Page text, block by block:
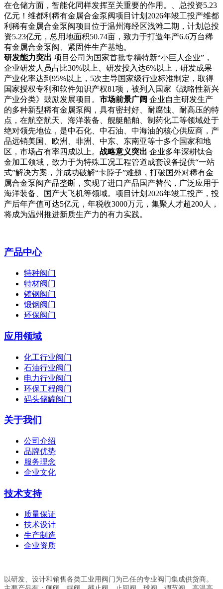
在仓储方面，智能化同样发挥至关重要的作用。
总投资5.23
亿元！维都利稀有金属合金泵阀项目计划2026年竣工投产维都
利稀有金属合金泵阀项目位于温州海经区浅滩二期，计划总投
资5.23亿元，总用地面积50.74亩，致力于打造年产6.6万台稀
有金属合金泵阀、紧固件生产基地。
研发能力突出 项目公司为国家首批专精特新“小巨人企业”，
企业研发人员占比30%以上、研发投入达6%以上，研发成果
产业化率达到95%以上，5次主导国家级行业标准制定，取得
国家授权专利和软件知识产权81项，被列入国家《战略性新兴
产业分类》鼓励发展项目。 市场前景广阔 企业自主研发生产
的多种新型稀有金属泵阀，具有密封好、耐腐蚀、耐高压的特
点，在航空航天、海洋装备、舰艇船舶、制药化工等领域处于
绝对领先地位，是中石化、中石油、中海油的核心供应商，产
品远销美国、欧洲、非洲、中东、东南亚等十多个国家和地
区，市场占有率四成以上。 战略意义突出 企业多年深耕钛合
金加工领域，致力于为特殊工况工程管道成套设备提供“一站
式”解决方案，并成功破解“卡脖子”难题，打破国外对稀有金
属合金泵阀产品垄断，实现了进口产品国产替代，广泛应用于
海洋装备、国产大飞机等领域。项目计划2026年竣工投产，投
产后年产值可达5亿元，年税收3000万元，集聚人才超200人，
将成为温州推进新质生产力的有力实践。
产品中心
特种阀门
特材阀门
铸钢阀门
锻钢阀门
环保阀门
应用领域
化工行业阀门
石油行业阀门
电力行业阀门
环保工程阀门
码头储罐阀门
关于我们
公司介绍
品牌优势
服务理念
企业文化
技术支持
质量保证
技术设计
生产制造
企业资质
以研发、设计和销售各类工业用阀门为己任的专业阀门集成供货商。